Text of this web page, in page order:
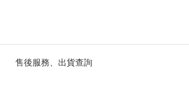
售後服務、出貨查詢